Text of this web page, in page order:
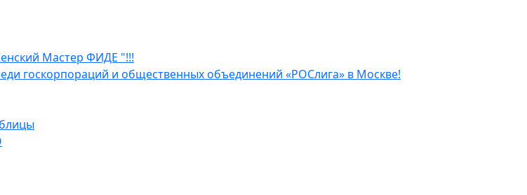
Мастер ФИДЕ "!!!
госкорпораций и общественных объединений «РОСлига» в Москве!